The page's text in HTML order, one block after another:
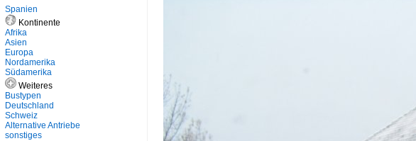
Spanien
Kontinente
Afrika
Asien
Europa
Nordamerika
Südamerika
Weiteres
Bustypen
Deutschland
Schweiz
Alternative Antriebe
sonstiges